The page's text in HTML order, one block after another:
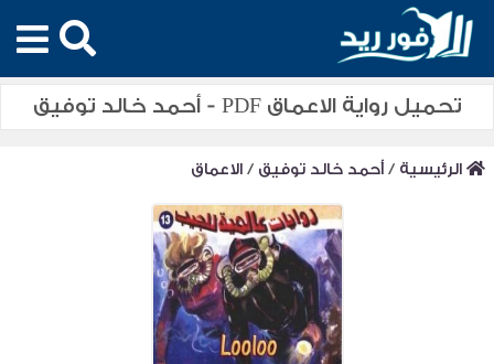
تحميل رواية الاعماق PDF - أحمد خالد توفيق
الرئيسية /أحمد خالد توفيق /الاعماق